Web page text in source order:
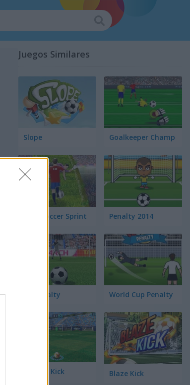
Juegos Similares
Slope Goalkeeper Champ
Euro Soccer Sprint Penalty 2014
3D Penalty World Cup Penalty
3D Free Kick Blaze Kick